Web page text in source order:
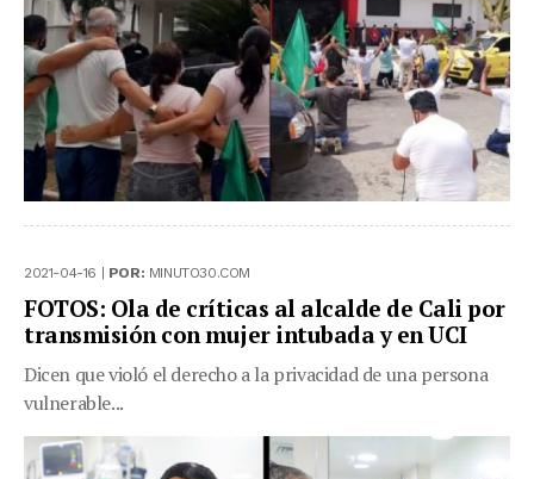
2021-04-16 | POR: MINUTO30.COM
FOTOS: Ola de críticas al alcalde de Cali por
transmisión con mujer intubada y en UCI
Dicen que violó el derecho a la privacidad de una persona
vulnerable...